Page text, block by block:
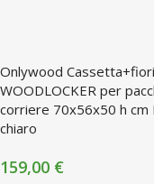
Onlywood
WOODLOCKER per
corriere 70x56x50 h cm
chiaro
159,00 €